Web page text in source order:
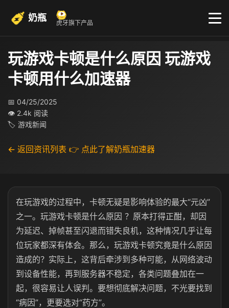
奶瓶 虎牙旗下产品
玩游戏卡顿是什么原因 玩游戏
卡顿用什么加速器
📅 04/25/2025
👁 2.4k 阅读
🏷 游戏新闻
← 返回资讯列表 👉 点此了解奶瓶加速器
在玩游戏的过程中，卡顿无疑是影响体验的最大“元凶”
之一。玩游戏卡顿是什么原因 ？原本打得正酣，却因
为延迟、掉帧甚至闪退而错失良机，这种情况几乎让每
位玩家都深有体会。那么，玩游戏卡顿究竟是什么原因
造成的？实际上，这背后牵涉到多种可能，从网络波动
到设备性能，再到服务器不稳定，各类问题叠加在一
起，很容易让人误判。要想彻底解决问题，不光要找到
“病因”，更要选对“药方”。